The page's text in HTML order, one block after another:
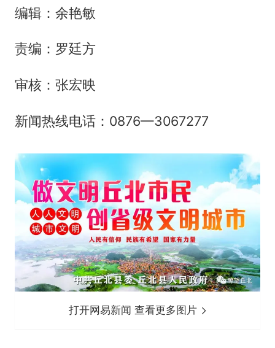
编辑：余艳敏
责编：罗廷方
审核：张宏映
新闻热线电话：0876—3067277
打开网易新闻 查看更多图片